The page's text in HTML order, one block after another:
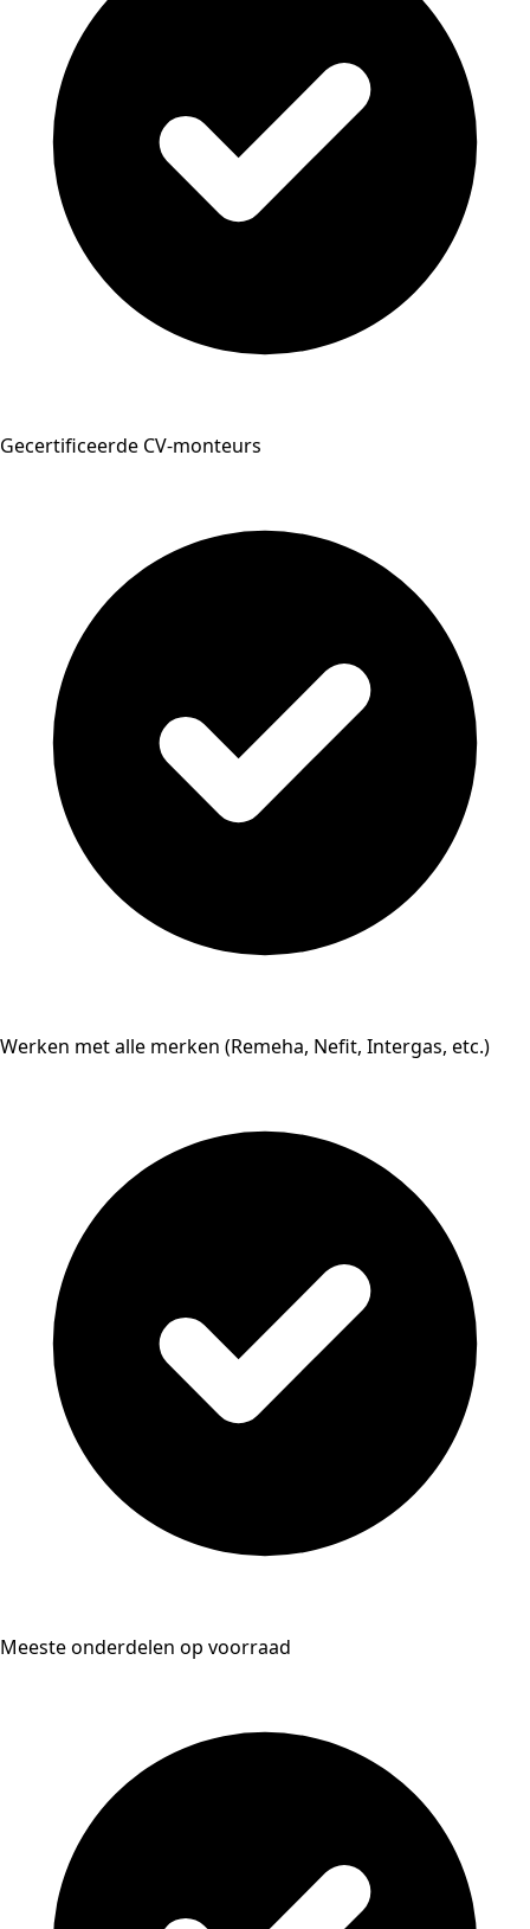
Gecertificeerde CV-monteurs
Werken met alle merken (Remeha, Nefit, Intergas, etc.)
Meeste onderdelen op voorraad